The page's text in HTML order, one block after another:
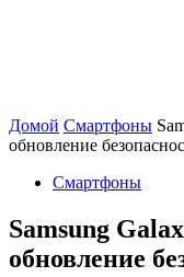
Домой Смартфоны
обновление
Смартфоны
Samsung
обновление